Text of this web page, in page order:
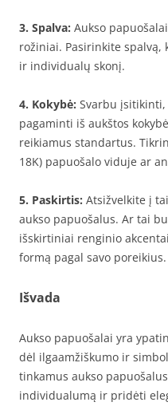
3. Spalva: Aukso
rožiniai. Pasirinkite
ir individualų skonį.
4. Kokybė: Svarbu įsitikinti,
pagaminti iš aukštos
reikiamus standartus.
18K) papuošalo viduje ar
5. Paskirtis: Atsižvelkite į
aukso papuošalus. Ar tai
išskirtiniai renginio
formą pagal savo poreikius.
Išvada
Aukso papuošalai yra
dėl ilgaamžiškumo ir
tinkamus aukso
individualumą ir pridėti